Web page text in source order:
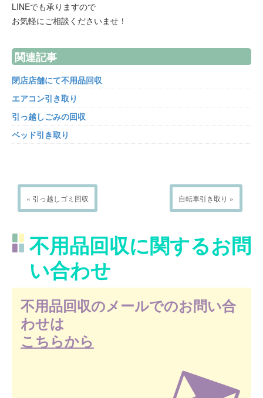
LINEでも承りますので
お気軽にご相談くださいませ！
関連記事
閉店店舗にて不用品回収
エアコン引き取り
引っ越しごみの回収
ベッド引き取り
« 引っ越しゴミ回収 自転車引き取り »
不用品回収に関するお問
い合わせ
不用品回収のメールでのお問い合
わせは
こちらから